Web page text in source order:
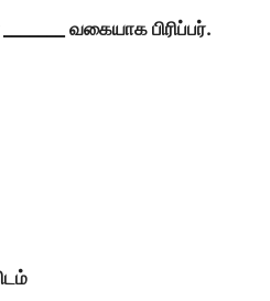
வகையாக பிரிப்பர்.